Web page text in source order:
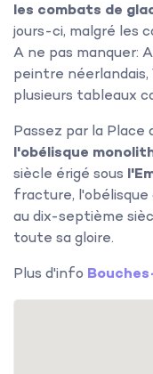
les combats de
jours-ci, malgré les
A ne pas manquer:
peintre néerlandais,
plusieurs tableaux
Passez par la Place
l'obélisque
siècle érigé sous
fracture,
au dix-septième
toute sa gloire.
Plus d'info